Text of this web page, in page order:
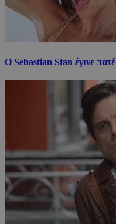
Ο Sebastian Stan έγινε